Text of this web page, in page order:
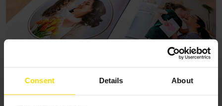
Consent Details About
Niezapomniany prezent dla mamy,